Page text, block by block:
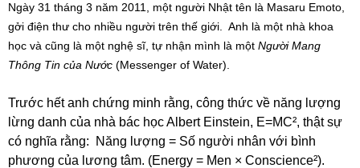
Ngày 31 tháng 3 năm 2011, một người Nhật tên là Masaru Emoto,
gởi điện thư cho nhiều người trên thế giới. Anh là một nhà khoa
học và cũng là một nghệ sĩ, tự nhận mình là một Người Mang
Thông Tin của Nước (Messenger of Water).
Trước hết anh chứng minh rằng, công thức về năng lượng
lừng danh của nhà bác học Albert Einstein, E=MC², thật sự
có nghĩa rằng: Năng lượng = Số người nhân với bình
phương của lương tâm. (Energy = Men × Conscience²).